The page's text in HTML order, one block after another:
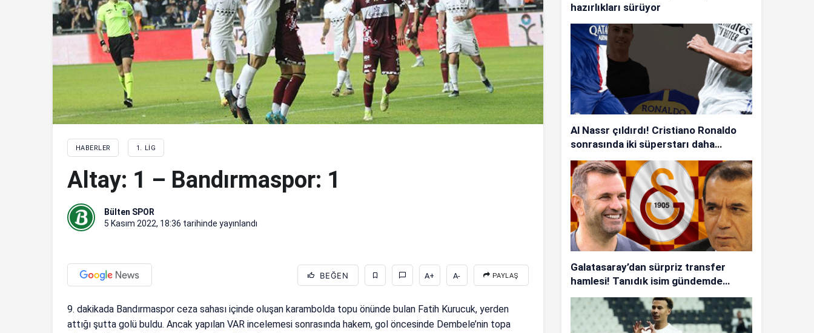
HABERLER 1. LIG
Altay: 1 – Bandırmaspor: 1
Bülten SPOR
5 Kasım 2022, 18:36 tarihinde yayınlandı
BEĞEN A+ A- PAYLAŞ
9. dakikada Bandırmaspor ceza sahası içinde oluşan karambolda topu önünde bulan Fatih Kurucuk, yerden
attığı şutta golü buldu. Ancak yapılan VAR incelemesi sonrasında hakem, gol öncesinde Dembele’nin topa
hazırlıkları sürüyor
Al Nassr çıldırdı! Cristiano Ronaldo
sonrasında iki süperstarı daha
istiyorlar…
Galatasaray’dan sürpriz transfer
hamlesi! Tanıdık isim gündemde…